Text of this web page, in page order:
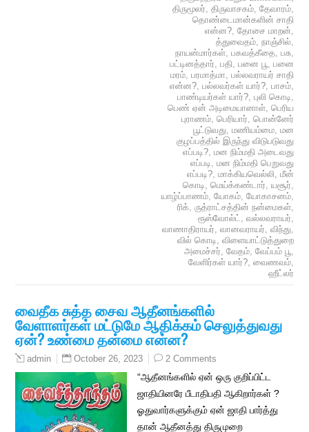
திருமூலர், திருவாசகம், தேவாரம்,
தொண்டைமான்களின் சாதி
என்ன?, தோசை மாறன்,
த்துவைதம், நாஞ்சில்,
நாயன்மார்கள், பகவத்கீதை, பசு,
பட்டினத்தார், பதி, பனை பூ, பனை
மரம், பரமாத்மா, பல்லவராயர் சாதி
என்ன?, பல்லவர்கள் யார்?, பாசம்,
பாண்டியர்கள் யார்?, புலி கொடி,
பெண் ஏன் அடிமையானாள், பெரிய
புராணம், பெரியார், பொன்னேர்
பூட்டுவது, மணியம்மை, மன
குழப்பத்தில் இருந்து விடுபடுவது
எப்படி?, மன நிம்மதி அடைவது
எப்படி, மன நிம்மதி பெறுவது
எப்படி?, மாக்கியவெல்லி, மீன்
கொடி, மெய்க்கண்டார், யசூர்,
யாழ்ப்பாணம், யோகம், யோகாசனம்,
ரிக், ருத்ராட்சத்தின் நன்மைகள்,
ரூஸ்வோல்ட், வல்லவராயர்,
வாணாதிராயர், வானவராயர், விந்து,
வில் கொடி, விளையாட்டுத்துறை
அமைச்சர், வேதம், வேப்பம் பூ,
வேளிர்கள் யார்?, வைணவம்,
ஹீட்லர்
வைதீக சுத்த சைவ ஆதீனங்களில்
வேளாளர்கள் மட்டுமே ஆதிக்கம் செலுத்துவது
ஏன்? உண்மை தன்மை என்ன?
admin October 26, 2023 2 Comments
“ஆதீனங்களில் ஏன் ஒரு குறிப்பிட்ட
ஜாதியினரே பீடாதிபதி ஆகிறார்கள் ?
ஓதுவார்களுக்கும் ஏன் ஜாதி பார்த்து
தான் ஆதீனத்து திருமுறை